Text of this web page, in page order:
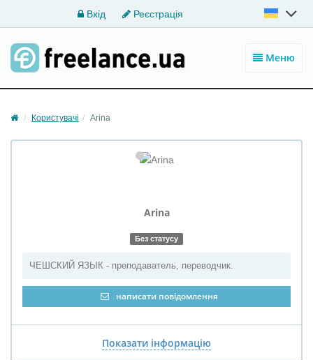
Вхід Реєстрація
Меню
Користувачі Arina
Arina
Без статусу
ЧЕШСКИЙ ЯЗЫК - преподаватель, переводчик.
написати повідомлення
Показати інформацію